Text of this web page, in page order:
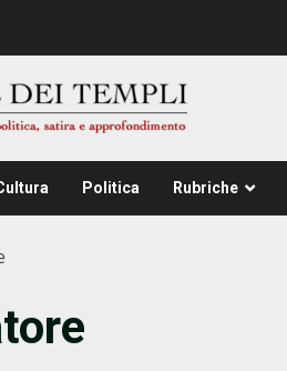
Politica Rubriche